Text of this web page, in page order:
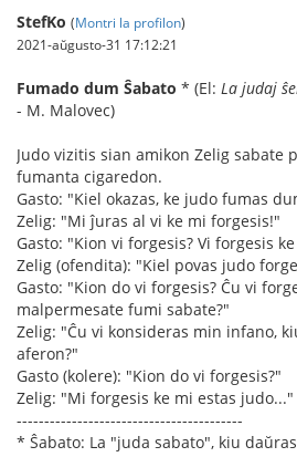
StefKo (Montri la profilon)
2021-aŭgusto-31 17:12:21
Fumado dum Ŝabato * (El: La judaj
- M. Malovec)
Judo vizitis sian amikon Zelig sabate
fumanta cigaredon.
Gasto: "Kiel okazas, ke judo fumas
Zelig: "Mi ĵuras al vi ke mi forgesis!"
Gasto: "Kion vi forgesis? Vi forgesis
Zelig (ofendita): "Kiel povas judo
Gasto: "Kion do vi forgesis? Ĉu vi
malpermesate fumi sabate?"
Zelig: "Ĉu vi konsideras min infano,
aferon?"
Gasto (kolere): "Kion do vi forgesis?"
Zelig: "Mi forgesis ke mi estas judo..."
-----------------------------------------
* Ŝabato: La "juda sabato", kiu